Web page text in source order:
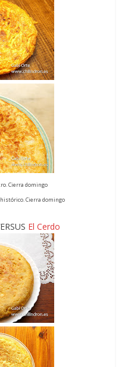
Cierra domingo
histórico. Cierra domingo
El Cerdo